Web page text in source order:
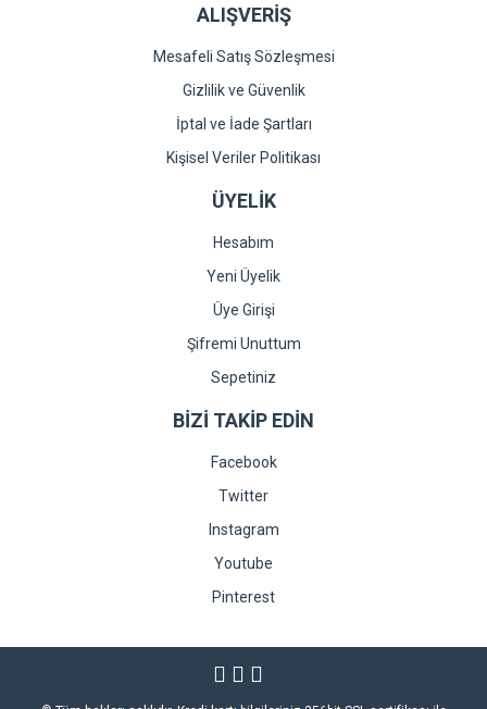
ALIŞVERİŞ
Mesafeli Satış Sözleşmesi
Gizlilik ve Güvenlik
İptal ve İade Şartları
Kişisel Veriler Politikası
ÜYELİK
Hesabım
Yeni Üyelik
Üye Girişi
Şifremi Unuttum
Sepetiniz
BİZİ TAKİP EDİN
Facebook
Twitter
Instagram
Youtube
Pinterest